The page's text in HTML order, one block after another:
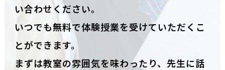
い合わせください。
いつでも無料で体験授業を受けていただくこ
とができます。
まずは教室の雰囲気を味わったり、先生に話